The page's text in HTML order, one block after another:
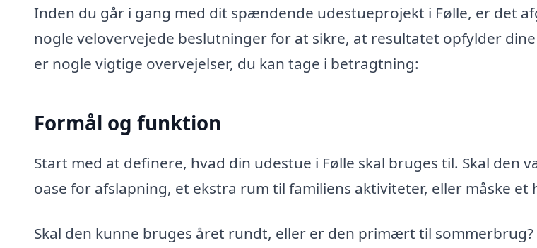
Inden du går i gang med dit spændende udestueprojekt i Følle, er det
nogle velovervejede beslutninger for at sikre, at resultatet opfylder
er nogle vigtige overvejelser, du kan tage i betragtning:
Formål og funktion
Start med at definere, hvad din udestue i Følle skal bruges til. Skal den
oase for afslapning, et ekstra rum til familiens aktiviteter, eller måske et
Skal den kunne bruges året rundt, eller er den primært til sommerbrug?